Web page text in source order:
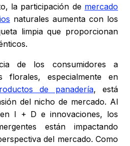
la participación de mercado
naturales aumenta con los
limpia que proporcionan
de los consumidores a
florales, especialmente en
de panadería, está
del nicho de mercado. Al
I + D e innovaciones, los
están impactando
del mercado. Como